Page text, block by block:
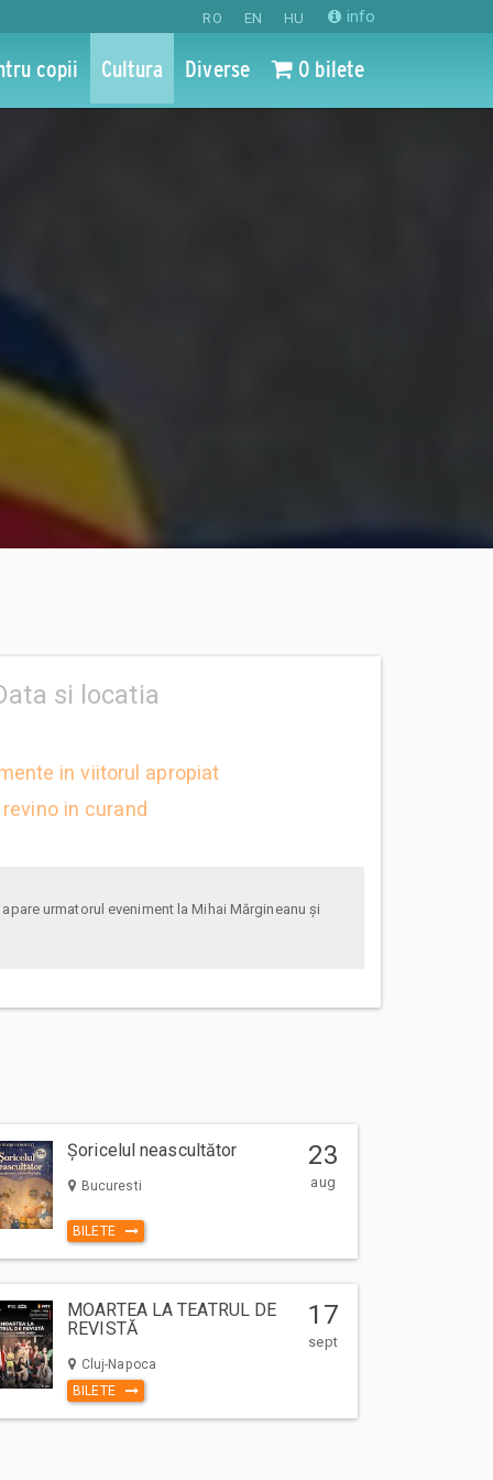
RO EN HU info
copii Cultura Diverse 0 bilete
si locatia
in viitorul apropiat
revino in curand
Șoricelul neascultător
Bucuresti
BILETE
23
aug
MOARTEA LA TEATRUL DE
REVISTĂ
Cluj-Napoca
BILETE
17
sept